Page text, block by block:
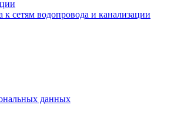
сетям водопровода и канализации
данных